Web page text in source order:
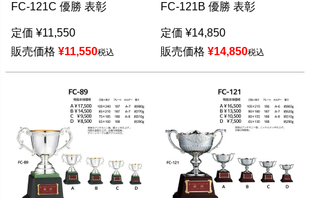
FC-121C 優勝 表彰
定価 ¥11,550
販売価格 ¥11,550税込
FC-121B 優勝 表彰
定価 ¥14,850
販売価格 ¥14,850税込